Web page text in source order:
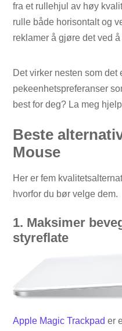
fra et rullehjul av høy
rulle både horisontalt og
reklamer å gjøre det ved
Det virker nesten som det
pekeenhetspreferanser
best for deg? La meg
Beste
Mouse
Her er fem
hvorfor du bør velge dem.
1. Maksimer
styreflate
Apple Magic Trackpad er